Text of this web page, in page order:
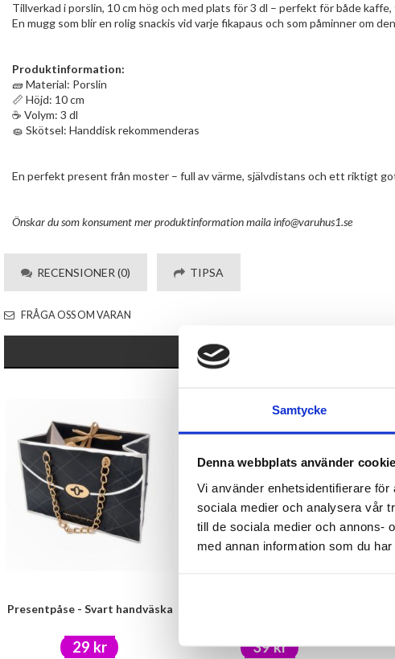
Samtycke
Denna webbplats använder
Vi använder enhetsidentifierare
sociala medier och analysera vår
till de sociala medier och annons-
med annan information som du
Tillverkad i porslin, 10 cm hög och med plats för 3 dl – perfekt för både
En mugg som blir en rolig snackis vid varje fikapaus och som påminner om
Produktinformation:
🧱 Material: Porslin
📏 Höjd: 10 cm
☕ Volym: 3 dl
🧽 Skötsel: Handdisk rekommenderas
En perfekt present från moster – full av värme, självdistans och ett riktigt
Önskar du som konsument mer produktinformation mailainfo@varuhus1.se
RECENSIONER (0) TIPSA
FRÅGA OSS OM VARAN
Presentpåse - Svart handväska
29 kr 39 kr